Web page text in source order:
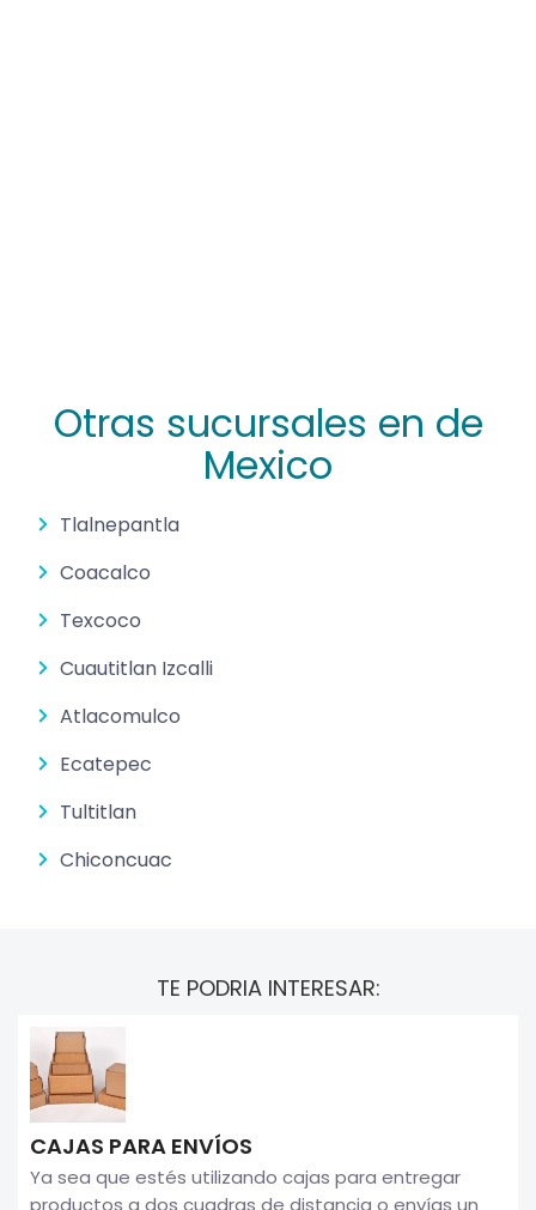
Otras sucursales en de
Mexico
Tlalnepantla
Coacalco
Texcoco
Cuautitlan Izcalli
Atlacomulco
Ecatepec
Tultitlan
Chiconcuac
TE PODRIA INTERESAR:
CAJAS PARA ENVÍOS
Ya sea que estés utilizando cajas para entregar
productos a dos cuadras de distancia o envías un